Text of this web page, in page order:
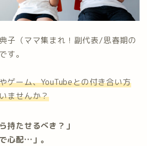
子（ママ集まれ！副代表/思春期の
す。
ゲーム、YouTubeとの付き合い方
ませんか？
持たせるべき？」
心配…」。